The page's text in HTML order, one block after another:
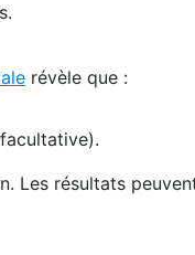
révèle que :
Les résultats